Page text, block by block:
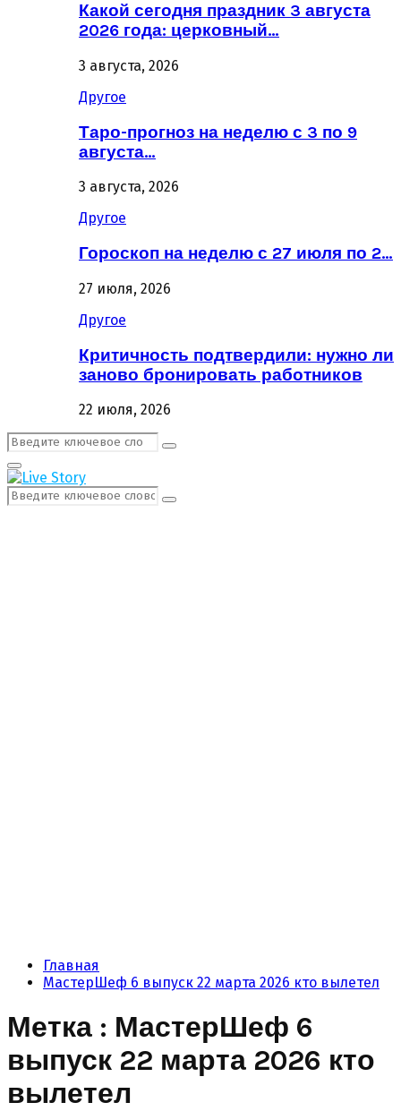
Какой сегодня праздник 3 августа
2026 года: церковный…
3 августа, 2026
Другое
Таро-прогноз на неделю с 3 по 9
августа…
3 августа, 2026
Другое
Гороскоп на неделю с 27 июля по 2…
27 июля, 2026
Другое
Критичность подтвердили: нужно ли
заново бронировать работников
22 июля, 2026
Поиск:
Поиск
Первичное
Меню
Поиск:
Поиск
Главная
МастерШеф 6 выпуск 22 марта 2026 кто вылетел
Метка : МастерШеф 6
выпуск 22 марта 2026 кто
вылетел